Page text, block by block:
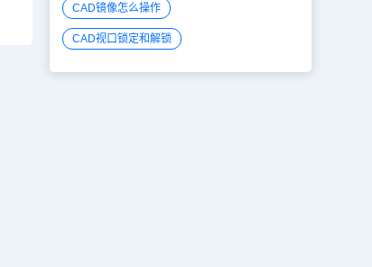
CAD镜像怎么操作
CAD视口锁定和解锁